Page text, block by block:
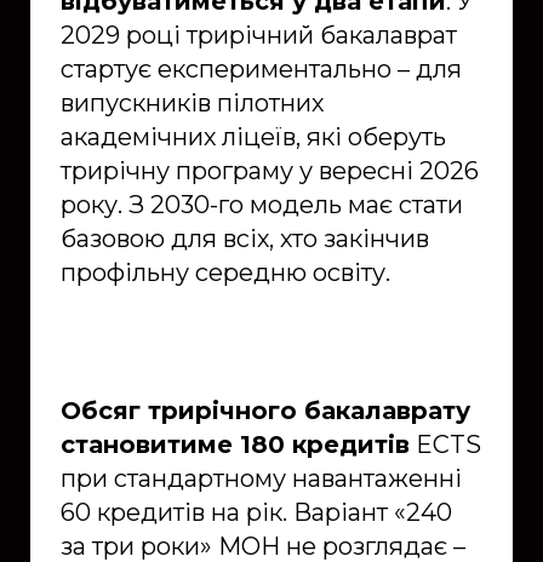
2029 році трирічний бакалаврат
стартує експериментально – для
випускників пілотних
академічних ліцеїв, які оберуть
трирічну програму у вересні 2026
року. З 2030-го модель має стати
базовою для всіх, хто закінчив
профільну середню освіту.
Обсяг трирічного бакалаврату
становитиме 180 кредитів ECTS
при стандартному навантаженні
60 кредитів на рік. Варіант «240
за три роки» МОН не розглядає –